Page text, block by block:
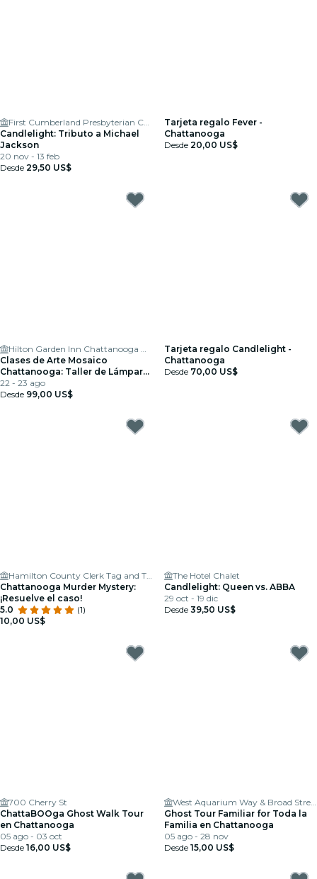
First Cumberland Presbyterian Church
Candlelight: Tributo a Michael
Jackson
20 nov - 13 feb
Desde 29,50 US$
Tarjeta regalo Fever -
Chattanooga
Desde 20,00 US$
Hilton Garden Inn Chattanooga Downtown
Clases de Arte Mosaico
Chattanooga: Taller de Lámparas
Turcas
22 - 23 ago
Desde 99,00 US$
Tarjeta regalo Candlelight -
Chattanooga
Desde 70,00 US$
Hamilton County Clerk Tag and Title
Chattanooga Murder Mystery:
¡Resuelve el caso!
5.0
(1)
10,00 US$
The Hotel Chalet
Candlelight: Queen vs. ABBA
29 oct - 19 dic
Desde 39,50 US$
700 Cherry St
ChattaBOOga Ghost Walk Tour
en Chattanooga
05 ago - 03 oct
Desde 16,00 US$
West Aquarium Way & Broad Street
Ghost Tour Familiar for Toda la
Familia en Chattanooga
05 ago - 28 nov
Desde 15,00 US$